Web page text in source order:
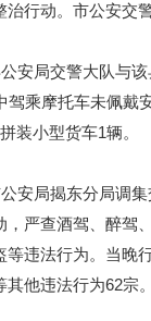
行动。市公安交
安局交警大队与
驾乘摩托车未佩戴
装小型货车1辆。
安局揭东分局调
严查酒驾、醉驾
等违法行为。当晚
他违法行为62宗。